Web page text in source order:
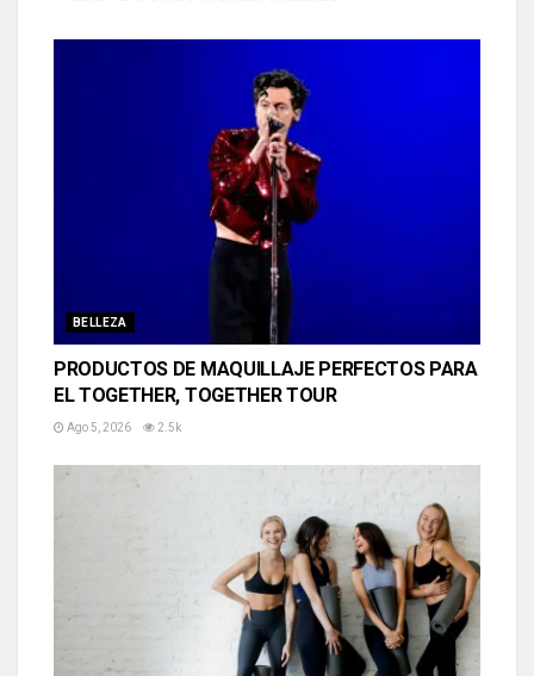
BELLEZA
PRODUCTOS DE MAQUILLAJE PERFECTOS PARA
EL TOGETHER, TOGETHER TOUR
Ago 5, 2026 2.5k